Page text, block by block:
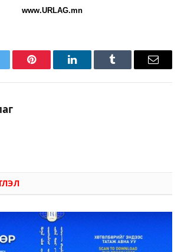
www.URLAG.mn
Pinterest LinkedInTumblr Имэйл